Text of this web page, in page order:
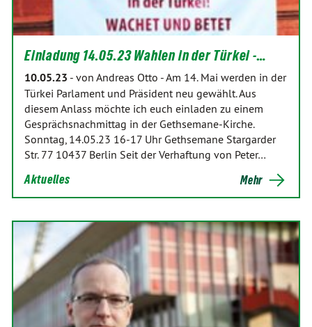
Einladung 14.05.23 Wahlen in der Türkei -…
10.05.23 - von Andreas Otto -Am 14. Mai werden in der
Türkei Parlament und Präsident neu gewählt. Aus
diesem Anlass möchte ich euch einladen zu einem
Gesprächsnachmittag in der Gethsemane-Kirche.
Sonntag, 14.05.23 16-17 Uhr Gethsemane Stargarder
Str. 77 10437 Berlin Seit der Verhaftung von Peter…
Aktuelles Mehr